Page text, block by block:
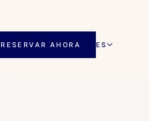
RESERVAR AHORA ES